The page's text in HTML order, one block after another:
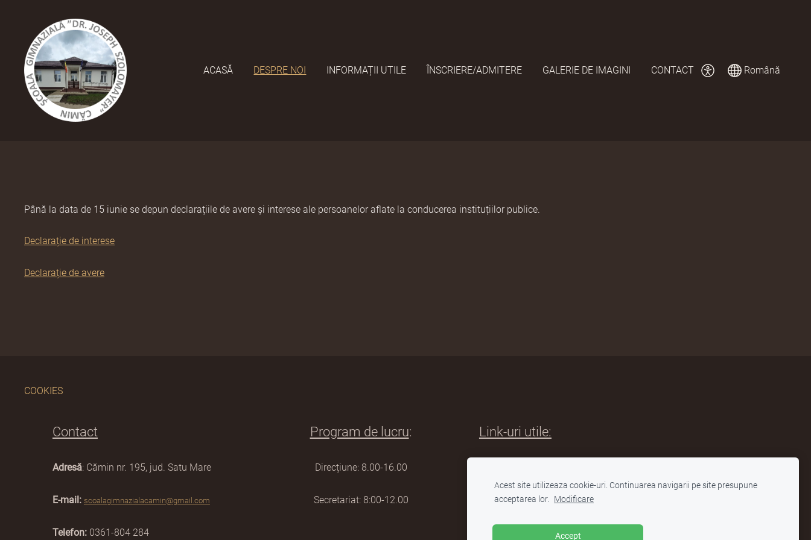
ACASĂ DESPRE NOI INFORMAȚII UTILE ÎNSCRIERE/ADMITERE GALERIE DE IMAGINI CONTACT Română
Până la data de 15 iunie se depun declarațiile de avere și interese ale persoanelor aflate la conducerea instituțiilor publice.
Declarație de interese
Declarație de avere
COOKIES
Contact
Adresă: Cămin nr. 195, jud. Satu Mare
E-mail: scoalagimnazialacamin@gmail.com
Telefon: 0361-804 284
Program de lucru:
Direcțiune: 8.00-16.00
Secretariat: 8:00-12.00
Link-uri utile:
Ministerul Educației
Acest site utilizeaza cookie-uri. Continuarea navigarii pe site presupune
acceptarea lor. Modificare
Accept